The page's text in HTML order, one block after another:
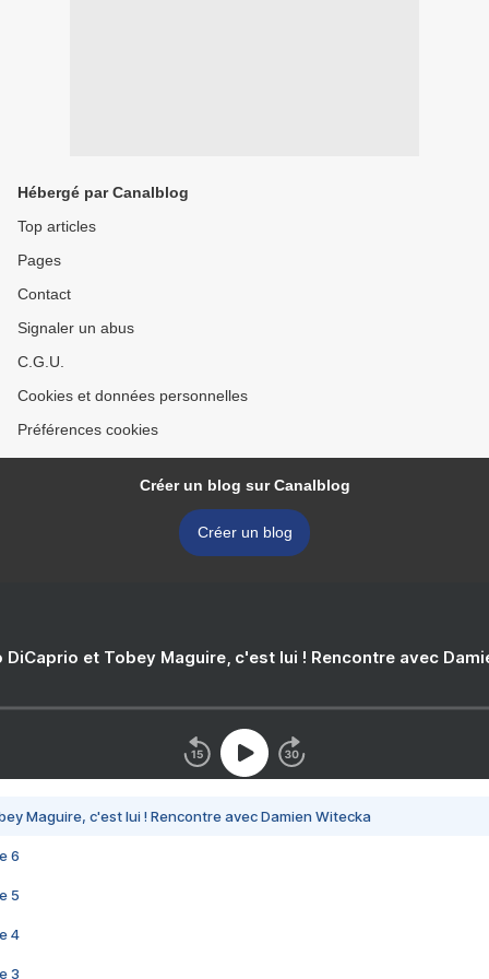
Hébergé par Canalblog
Top articles
Pages
Contact
Signaler un abus
C.G.U.
Cookies et données personnelles
Préférences cookies
Créer un blog sur Canalblog
Créer un blog
DiCaprio et Tobey Maguire, c'est lui ! Rencontre avec
Maguire, c'est lui ! Rencontre avec Damien Witecka
6
5
4
3